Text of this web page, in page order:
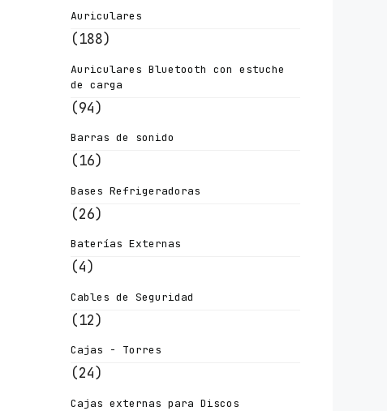
Auriculares
(188)
Auriculares Bluetooth con estuche
de carga
(94)
Barras de sonido
(16)
Bases Refrigeradoras
(26)
Baterías Externas
(4)
Cables de Seguridad
(12)
Cajas - Torres
(24)
Cajas externas para Discos